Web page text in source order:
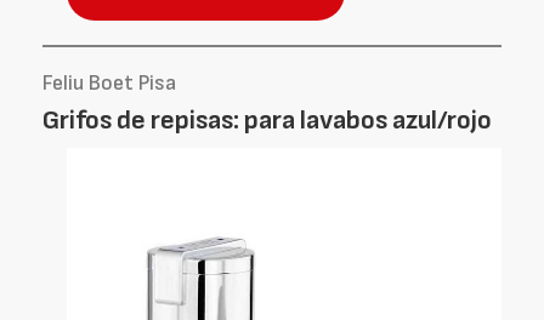
Feliu Boet Pisa
Grifos de repisas: para lavabos azul/rojo